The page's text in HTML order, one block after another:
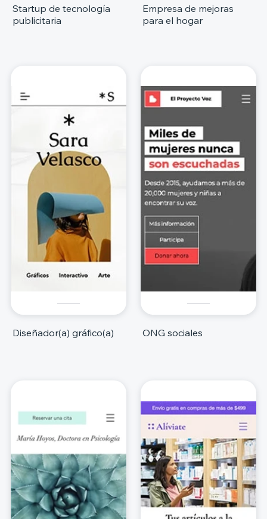
Startup de tecnología
publicitaria
Empresa de mejoras
para el hogar
Diseñador(a) gráfico(a) ONG sociales